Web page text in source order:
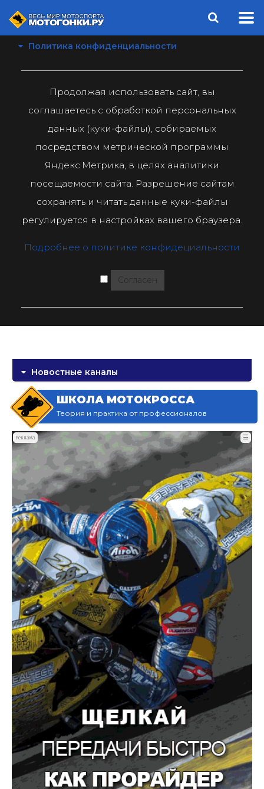
Политика конфиденциальности
Продолжая использовать сайт, вы
соглашаетесь с обработкой персональных
данных (куки-файлы), собираемых
посредством метрической программы
Яндекс.Метрика, в целях аналитики
посещаемости сайта. Разрешение сайтам
сохранять и читать данные куки-файлы
регулируется в настройках вашего браузера.
Подробнее о политике конфидециальности
Согласен
Новостные каналы
ШКОЛА МОТОКРОССА
Теория и практика от профессионалов
Реклама ☰